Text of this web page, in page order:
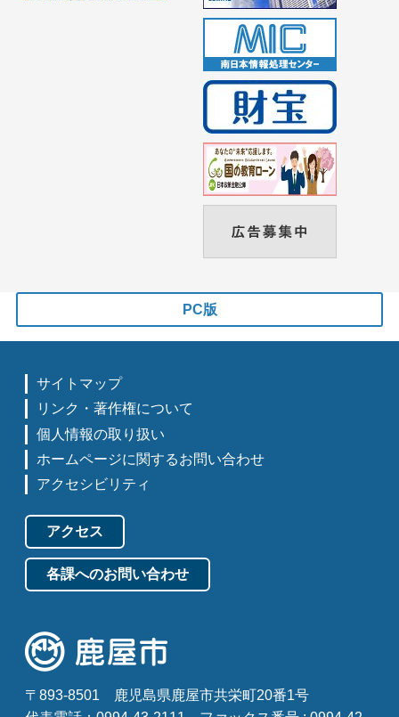
PC版
サイトマップ
リンク・著作権について
個人情報の取り扱い
ホームページに関するお問い合わせ
アクセシビリティ
アクセス
各課へのお問い合わせ
〒893-8501
鹿児島県鹿屋市共栄町20番1号